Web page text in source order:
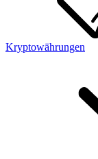
Kryptowährungen